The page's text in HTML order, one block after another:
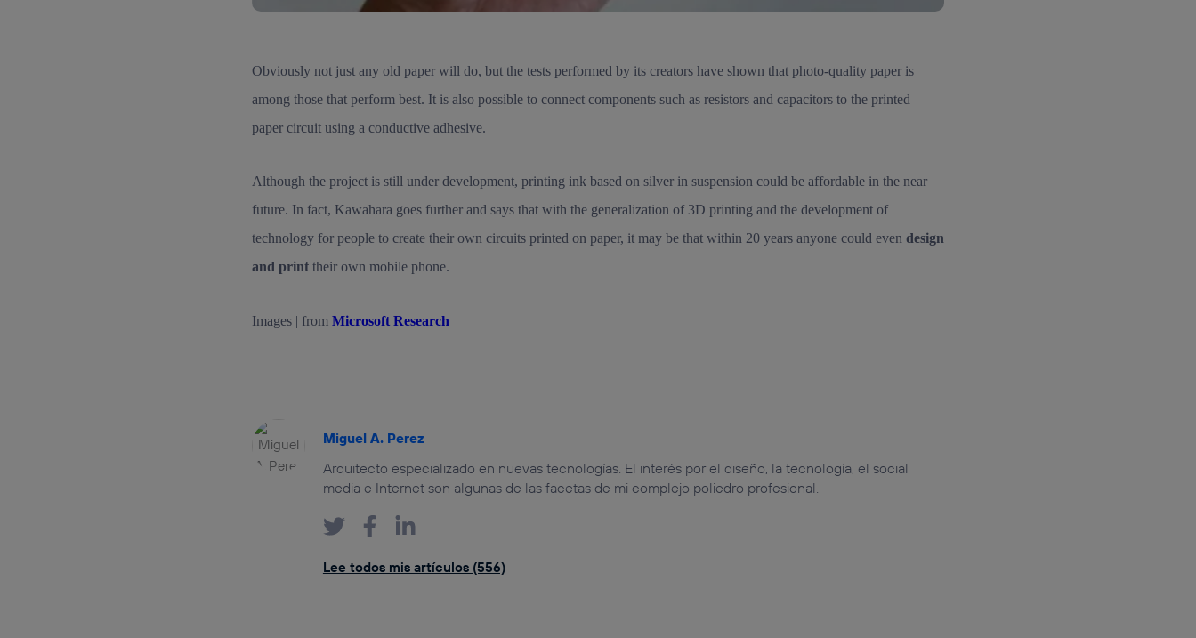
Obviously not just any old paper will do, but the tests performed by its creators have shown that photo-quality paper is
among those that perform best. It is also possible to connect components such as resistors and capacitors to the printed
paper circuit using a conductive adhesive.
Although the project is still under development, printing ink based on silver in suspension could be affordable in the near
future. In fact, Kawahara goes further and says that with the generalization of 3D printing and the development of
technology for people to create their own circuits printed on paper, it may be that within 20 years anyone could even design
and printtheir own mobile phone.
Images | from Microsoft Research
Miguel A. Perez
Arquitecto especializado en nuevas tecnologías. El interés por el diseño, la tecnología, el social
media e Internet son algunas de las facetas de mi complejo poliedro profesional.
Lee todos mis artículos (556)